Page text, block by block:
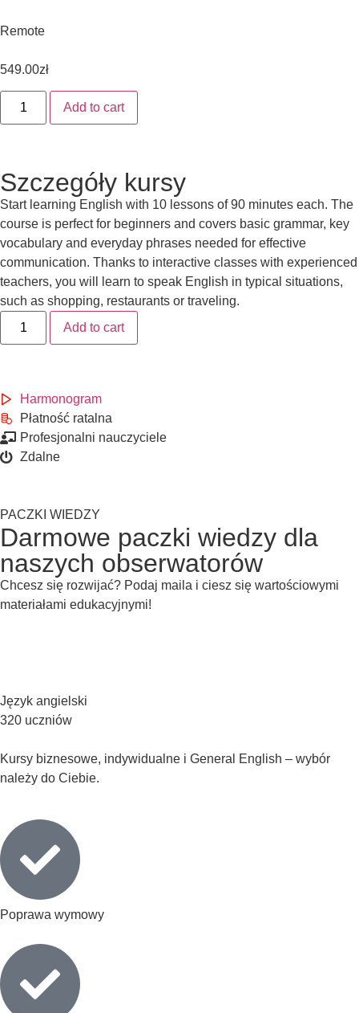
Remote
549.00zł
Add to cart
Szczegóły kursy
Start learning English with 10 lessons of 90 minutes each. The
course is perfect for beginners and covers basic grammar, key
vocabulary and everyday phrases needed for effective
communication. Thanks to interactive classes with experienced
teachers, you will learn to speak English in typical situations,
such as shopping, restaurants or traveling.
Add to cart
Harmonogram
Płatność ratalna
Profesjonalni nauczyciele
Zdalne
PACZKI WIEDZY
Darmowe paczki wiedzy dla
naszych obserwatorów
Chcesz się rozwijać? Podaj maila i ciesz się wartościowymi
materiałami edukacyjnymi!
Język angielski
320 uczniów
Kursy biznesowe, indywidualne i General English – wybór
należy do Ciebie.
Poprawa wymowy